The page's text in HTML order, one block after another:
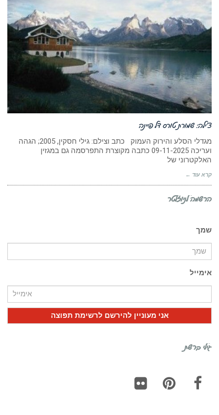
צ’ילה: שמורת טורס דל פיינה
מגדלי הסלע והירוק העמוק כתב וצילם: גילי חסקין, 2005; הגהה
ועריכה 09-11-2025 כתבה מקוצרת התפרסמה גם במגזין
האלקטרוני של
קרא עוד ←
הרשמה לניוזלטר
שמך
אימייל
גילי ברשת